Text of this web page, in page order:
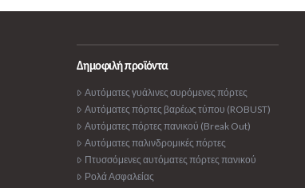
Δημοφιλή προϊόντα
Αυτόματες γυάλινες συρόμενες πόρτες
Αυτόματες πόρτες βαρέως τύπου (ROBUST)
Αυτόματες πόρτες πανικού (Break Out)
Αυτόματες παλινδρομικές πόρτες
Πτυσσόμενες αυτόματες πόρτες πανικού
Ρολά Ασφαλείας